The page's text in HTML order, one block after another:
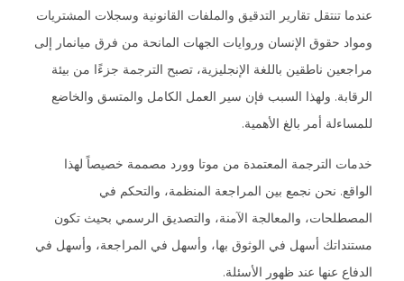
عندما تنتقل تقارير التدقيق والملفات القانونية وسجلات المشتريات
ومواد حقوق الإنسان وروايات الجهات المانحة من فرق ميانمار إلى
مراجعين ناطقين باللغة الإنجليزية، تصبح الترجمة جزءًا من بيئة
الرقابة. ولهذا السبب فإن سير العمل الكامل والمتسق والخاضع
للمساءلة أمر بالغ الأهمية.
خدمات الترجمة المعتمدة من موتا وورد مصممة خصيصاً لهذا
الواقع. نحن نجمع بين المراجعة المنظمة، والتحكم في
المصطلحات، والمعالجة الآمنة، والتصديق الرسمي بحيث تكون
مستنداتك أسهل في الوثوق بها، وأسهل في المراجعة، وأسهل في
الدفاع عنها عند ظهور الأسئلة.